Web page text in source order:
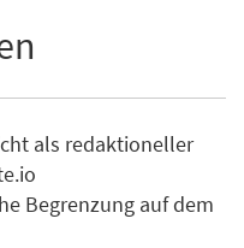
als redaktioneller
Begrenzung auf dem